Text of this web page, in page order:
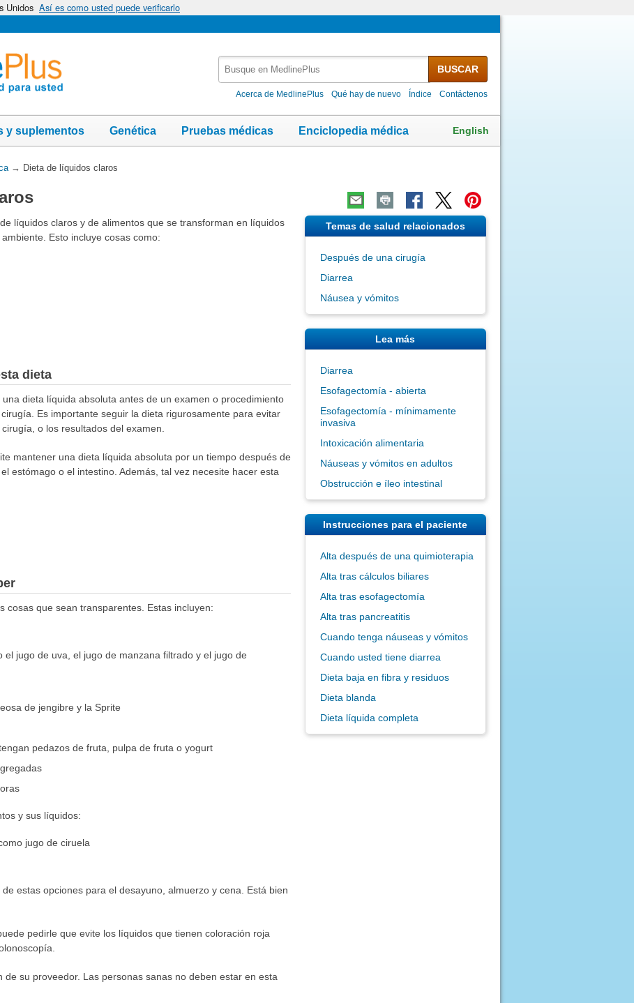
Unidos Así es como usted puede verificarlo
MedlinePlus
BUSCAR
Acerca de MedlinePlus Qué hay de nuevo Índice Contáctenos
y suplementos Genética Pruebas médicas Enciclopedia médica English
→ Dieta de líquidos claros
líquidos claros y de alimentos que se transforman en líquidos
Esto incluye cosas como:
dieta
dieta líquida absoluta antes de un examen o procedimiento
Es importante seguir la dieta rigurosamente para evitar
o los resultados del examen.
mantener una dieta líquida absoluta por un tiempo después de
estómago o el intestino. Además, tal vez necesite hacer esta
cosas que sean transparentes. Estas incluyen:
el jugo de uva, el jugo de manzana filtrado y el jugo de
de jengibre y la Sprite
pedazos de fruta, pulpa de fruta o yogurt
y sus líquidos:
jugo de ciruela
estas opciones para el desayuno, almuerzo y cena. Está bien
pedirle que evite los líquidos que tienen coloración roja
de su proveedor. Las personas sanas no deben estar en esta
Temas de salud relacionados
Después de una cirugía
Diarrea
Náusea y vómitos
Lea más
Diarrea
Esofagectomía - abierta
Esofagectomía - mínimamente
invasiva
Intoxicación alimentaria
Náuseas y vómitos en adultos
Obstrucción e íleo intestinal
Instrucciones para el paciente
Alta después de una quimioterapia
Alta tras cálculos biliares
Alta tras esofagectomía
Alta tras pancreatitis
Cuando tenga náuseas y vómitos
Cuando usted tiene diarrea
Dieta baja en fibra y residuos
Dieta blanda
Dieta líquida completa